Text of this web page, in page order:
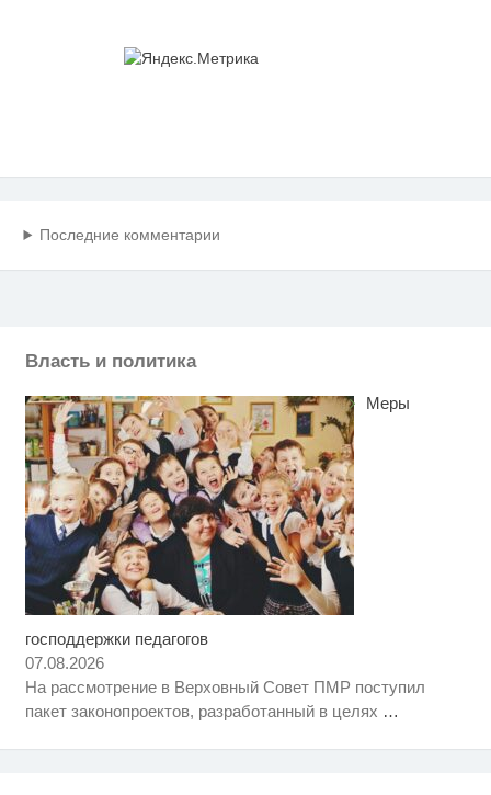
Последние комментарии
Власть и политика
Меры
господдержки педагогов
07.08.2026
На рассмотрение в Верховный Совет ПМР поступил
пакет законопроектов, разработанный в целях …
Скрытая камера на пляже
Этот танец невесты оставит вас
без слов! Пересмотрела 10 раз